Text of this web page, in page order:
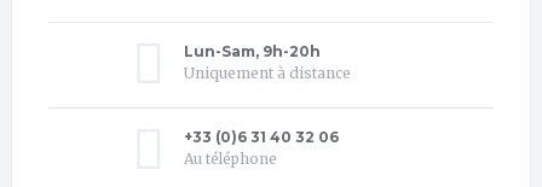
Lun-Sam, 9h-20h
Uniquement à distance
+33 (0)6 31 40 32 06
Au téléphone